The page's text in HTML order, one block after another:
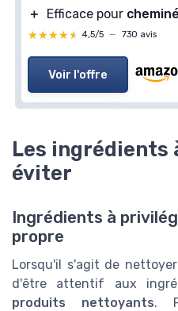
＋
Efficace pour
★★★★★
★★★★★ 4,5/5 — 730 avis
Voir l'offre
Les ingrédients
éviter
Ingrédients à
propre
Lorsqu'il s'agit de
d'être attentif aux
produits nettoyants.